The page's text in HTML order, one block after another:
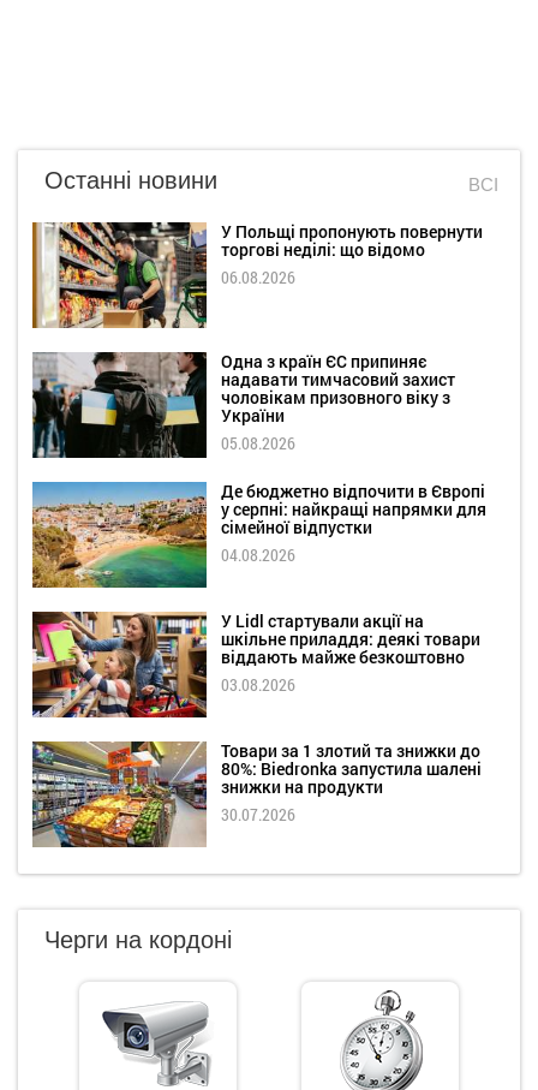
Останні новини ВСІ
У Польщі пропонують повернути
торгові неділі: що відомо
06.08.2026
Одна з країн ЄС припиняє
надавати тимчасовий захист
чоловікам призовного віку з
України
05.08.2026
Де бюджетно відпочити в Європі
у серпні: найкращі напрямки для
сімейної відпустки
04.08.2026
У Lidl стартували акції на
шкільне приладдя: деякі товари
віддають майже безкоштовно
03.08.2026
Товари за 1 злотий та знижки до
80%: Biedronka запустила шалені
знижки на продукти
30.07.2026
Черги на кордоні